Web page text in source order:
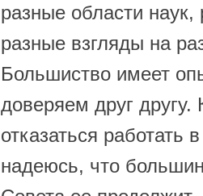
разные области
разные взгляды на
Большиство имеет
доверяем друг
отказаться работать
надеюсь, что